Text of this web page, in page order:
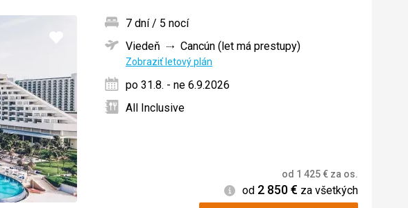
7 dní / 5 nocí
Viedeň
Cancún (let má prestupy)
Zobraziť letový plán
po 31.8. - ne 6.9.2026
All Inclusive
od 1 425€ za os.
Informácie
od 2 850€ za všetkých